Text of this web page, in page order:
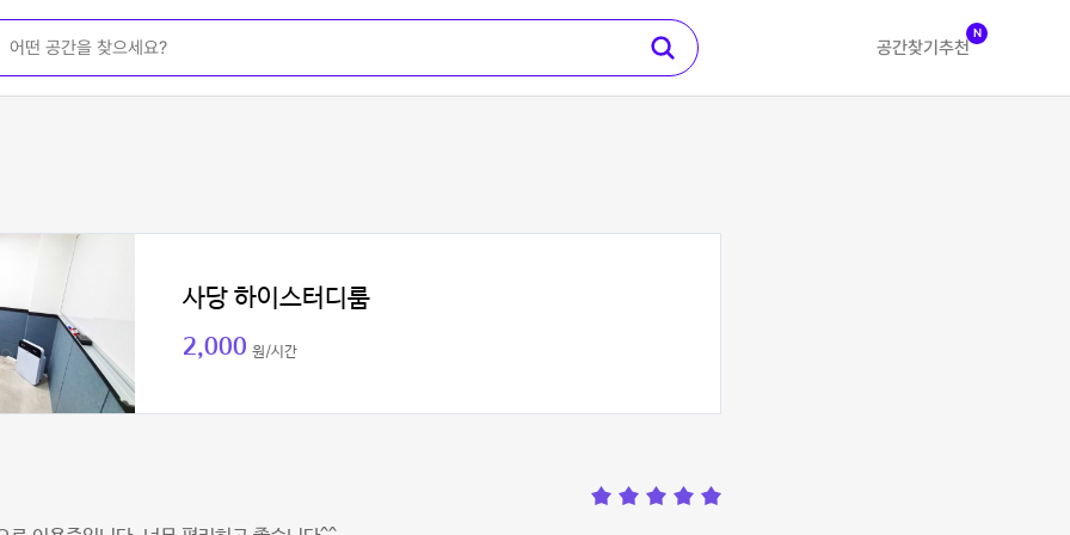
공간찾기 추천
N
사당 하이스터디룸
2,000 원/시간